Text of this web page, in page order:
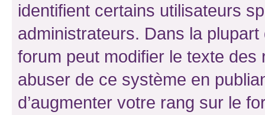
identifient certains utilisateurs
administrateurs. Dans la
forum peut modifier le texte
abuser de ce système en
d’augmenter votre rang sur le